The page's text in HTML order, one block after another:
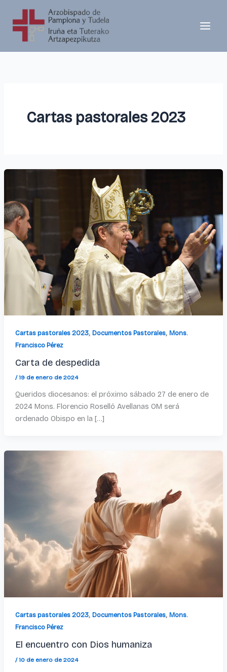
contenido
Cartas pastorales 2023
Cartas pastorales 2023, Documentos Pastorales, Mons.
Francisco Pérez
Carta de despedida
/19 de enero de 2024
Queridos diocesanos: el próximo sábado 27 de enero de
2024 Mons. Florencio Roselló Avellanas OM será
ordenado Obispo en la […]
Cartas pastorales 2023, Documentos Pastorales, Mons.
Francisco Pérez
El encuentro con Dios humaniza
/10 de enero de 2024